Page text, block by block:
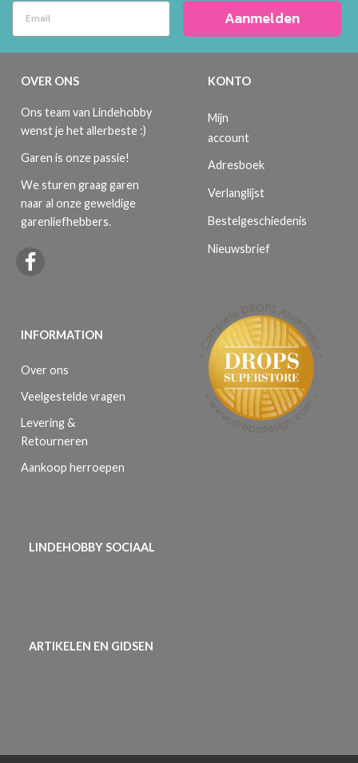
Aanmelden
OVER ONS
Ons team van Lindehobby
wenst je het allerbeste :)
Garen is onze passie!
We sturen graag garen
naar al onze geweldige
garenliefhebbers.
INFORMATION
Over ons
Veelgestelde vragen
Levering &
Retourneren
Aankoop herroepen
KONTO
Mijn
account
Adresboek
Verlanglijst
Bestelgeschiedenis
Nieuwsbrief
LINDEHOBBY SOCIAAL
ARTIKELEN EN GIDSEN